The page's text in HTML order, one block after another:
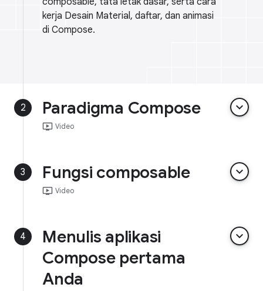
kerja Desain Material, daftar, dan animasi
di Compose.
2 Paradigma Compose keyboard_arrow_down
ondemand_video Video
3 Fungsi composable keyboard_arrow_down
ondemand_video Video
4
Menulis aplikasi
Compose pertama
Anda
keyboard_arrow_down